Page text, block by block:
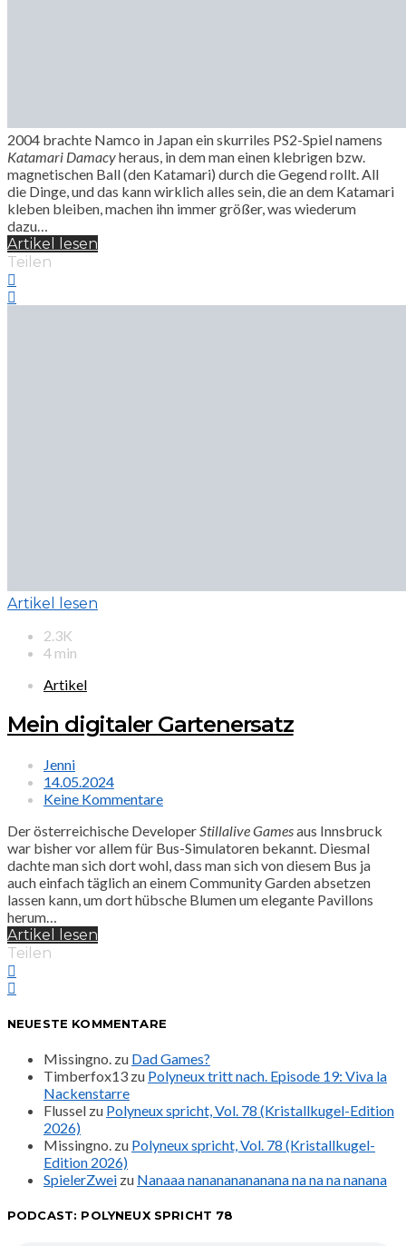
2004 brachte Namco in Japan ein skurriles PS2-Spiel namens
Katamari Damacyheraus, in dem man einen klebrigen bzw.
magnetischen Ball (den Katamari) durch die Gegend rollt. All
die Dinge, und das kann wirklich alles sein, die an dem Katamari
kleben bleiben, machen ihn immer größer, was wiederum
dazu…
Artikel lesen
Teilen
Artikel lesen
2.3K
4 min
Artikel
Mein digitaler Gartenersatz
Jenni
14.05.2024
Keine Kommentare
Der österreichische DeveloperStillalive Gamesaus Innsbruck
war bisher vor allem für Bus-Simulatoren bekannt. Diesmal
dachte man sich dort wohl, dass man sich von diesem Bus ja
auch einfach täglich an einem Community Garden absetzen
lassen kann, um dort hübsche Blumen um elegante Pavillons
herum…
Artikel lesen
Teilen
NEUESTE KOMMENTARE
Missingno. zu Dad Games?
Timberfox13 zu Polyneux tritt nach. Episode 19: Viva la
Nackenstarre
Flussel zu Polyneux spricht, Vol. 78 (Kristallkugel-Edition
2026)
Missingno. zu Polyneux spricht, Vol. 78 (Kristallkugel-
Edition 2026)
SpielerZwei zu Nanaaa nanananananana na na na nanana
PODCAST: POLYNEUX SPRICHT 78